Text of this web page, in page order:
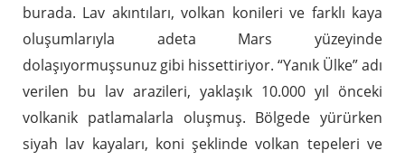
burada. Lav akıntıları, volkan konileri ve farklı kaya
oluşumlarıyla adeta Mars yüzeyinde
dolaşıyormuşsunuz gibi hissettiriyor. “Yanık Ülke” adı
verilen bu lav arazileri, yaklaşık 10.000 yıl önceki
volkanik patlamalarla oluşmuş. Bölgede yürürken
siyah lav kayaları, koni şeklinde volkan tepeleri ve